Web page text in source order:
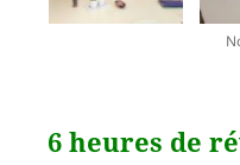
6 heures de